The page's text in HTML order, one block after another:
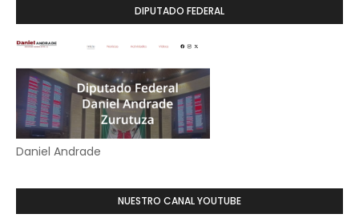
DIPUTADO FEDERAL
Daniel Andrade
NUESTRO CANAL YOUTUBE